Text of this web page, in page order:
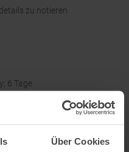
Über Cookies
zu notieren
6 Tage
Galileo, Beidou, QZSS):